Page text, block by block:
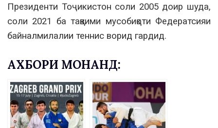
Президенти Тоҷикистон соли 2005 доир шуда,
соли 2021 ба тақвими мусобиқоти Федератсияи
байналмилалии теннис ворид гардид.
АХБОРИ МОНАНД: